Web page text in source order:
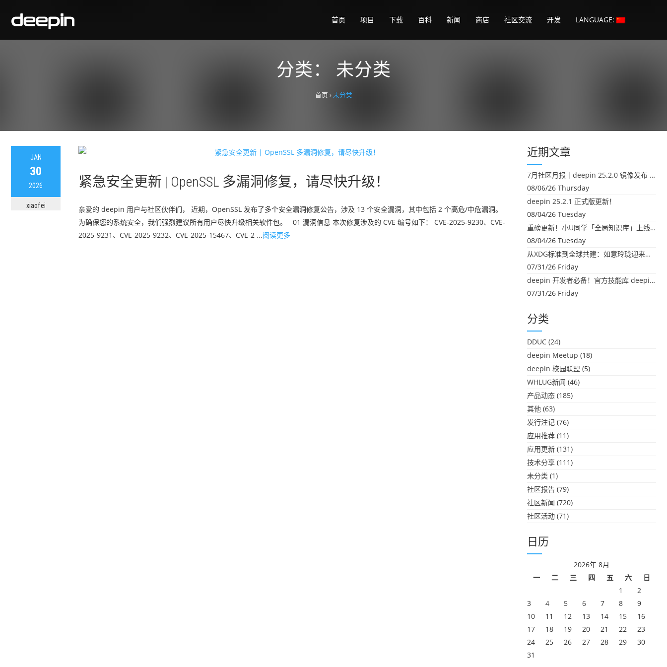
首页 项目 下载 百科 新闻 商店 社区交流 开发 LANGUAGE:
分类：未分类
首页›未分类
JAN
30
2026
xiaofei
紧急安全更新 | OpenSSL 多漏洞修复，请尽快升级！
亲爱的 deepin 用户与社区伙伴们， 近期，OpenSSL 发布了多个安全漏洞修复公告，涉及 13 个安全漏洞，其中包括 2 个高危/中危漏洞。
为确保您的系统安全，我们强烈建议所有用户尽快升级相关软件包。 01 漏洞信息 本次修复涉及的 CVE 编号如下： CVE-2025-9230、CVE-
2025-9231、CVE-2025-9232、CVE-2025-15467、CVE-2 ...阅读更多
近期文章
7月社区月报｜deepin 25.2.0 镜像发布 & 小U同学定时任务上线
08/06/26 Thursday
deepin 25.2.1 正式版更新！
08/04/26 Tuesday
重磅更新！小U同学「全局知识库」上线：你的本地文件，终于"活"起来了
08/04/26 Tuesday
从XDG标准到全球共建：如意玲珑迎来首个海外开源贡献
07/31/26 Friday
deepin 开发者必备！官方技能库 deepin-skills 正式开源
07/31/26 Friday
分类
DDUC (24)
deepin Meetup (18)
deepin 校园联盟 (5)
WHLUG新闻 (46)
产品动态 (185)
其他 (63)
发行注记 (76)
应用推荐 (11)
应用更新 (131)
技术分享 (111)
未分类 (1)
社区报告 (79)
社区新闻 (720)
社区活动 (71)
日历
2026年 8月
一
二 三 四 五 六
日
1
2
3
4 5 6 7 8
9
10
11 12 13 14 15
16
17
18 19 20 21 22
23
24
25 26 27 28 29
30
31